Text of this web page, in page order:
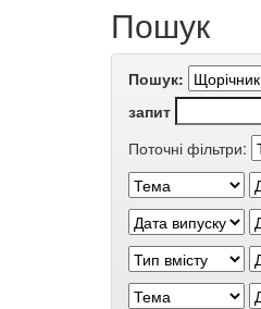
Пошук
Пошук:
запит
Поточні фільтри: